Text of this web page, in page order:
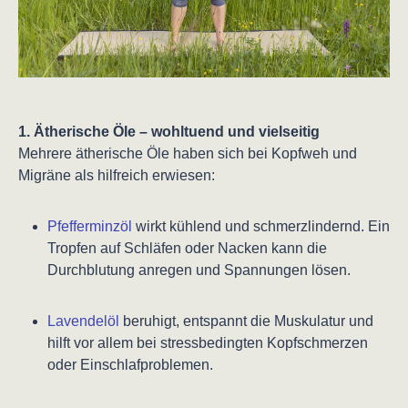
1. Ätherische Öle – wohltuend und vielseitig
Mehrere ätherische Öle haben sich bei Kopfweh und
Migräne als hilfreich erwiesen:
Pfefferminzöl wirkt kühlend und schmerzlindernd. Ein
Tropfen auf Schläfen oder Nacken kann die
Durchblutung anregen und Spannungen lösen.
Lavendelöl beruhigt, entspannt die Muskulatur und
hilft vor allem bei stressbedingten Kopfschmerzen
oder Einschlafproblemen.